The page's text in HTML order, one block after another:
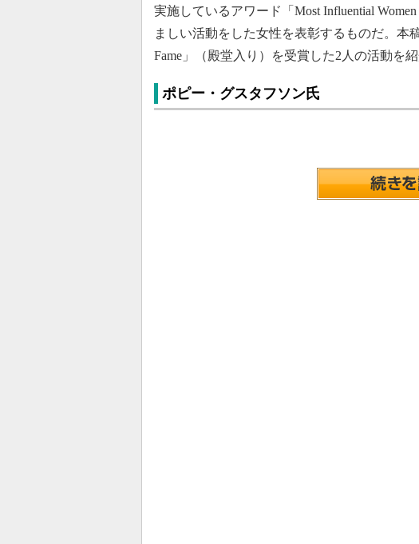
実施しているアワード「Most Influential
ましい活動をした女性を表彰するものだ。本
Fame」（殿堂入り）を受賞した2人の活動を紹
ポピー・グスタフソン氏